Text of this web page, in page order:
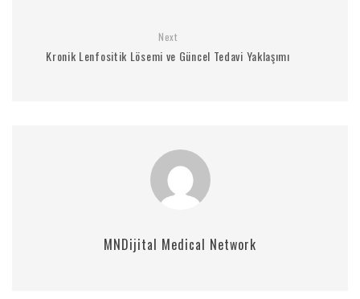
Next
Kronik Lenfositik Lösemi ve Güncel Tedavi Yaklaşımı
MNDijital Medical Network